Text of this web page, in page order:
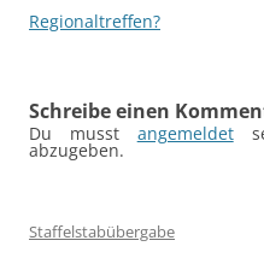
Regionaltreffen?
Schreibe einen
Du musst angemeldet
abzugeben.
Staffelstabübergabe